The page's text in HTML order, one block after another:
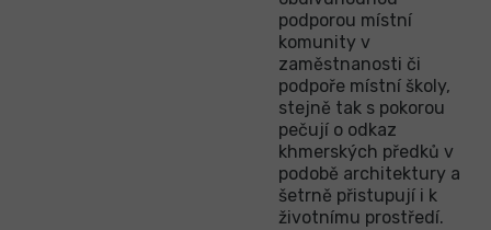
podporou místní
komunity v
zaměstnanosti či
podpoře místní školy,
stejně tak s pokorou
pečují o odkaz
khmerských předků v
podobě architektury a
šetrně přistupují i k
životnímu prostředí.